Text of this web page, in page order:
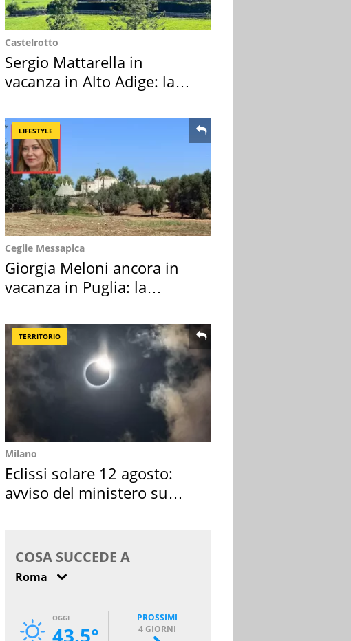
Castelrotto
Sergio Mattarella in
vacanza in Alto Adige: la
LIFESTYLE
Ceglie Messapica
Giorgia Meloni ancora in
vacanza in Puglia: la
TERRITORIO
Milano
Eclissi solare 12 agosto:
avviso del ministero su